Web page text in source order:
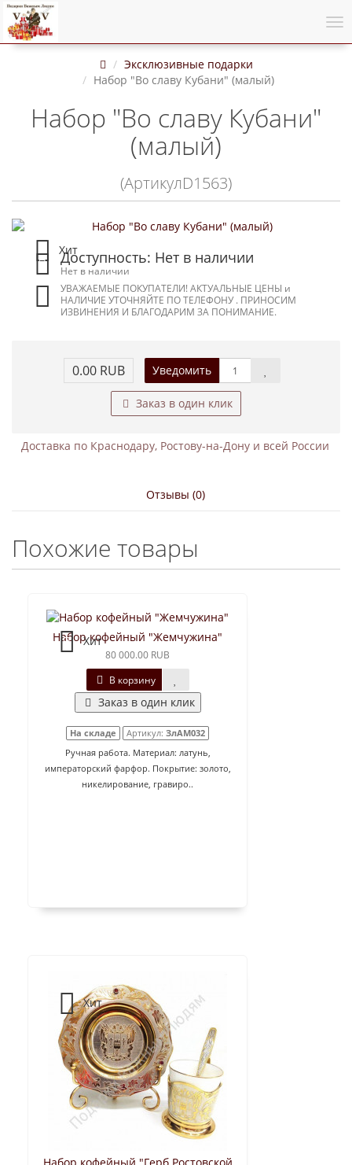
Эксклюзивные подарки
Набор "Во славу Кубани" (малый)
Набор "Во славу Кубани"
(малый)
(АртикулD1563)
Хит
Доступность: Нет в наличии
Нет в наличии
УВАЖАЕМЫЕ ПОКУПАТЕЛИ! АКТУАЛЬНЫЕ ЦЕНЫ и
НАЛИЧИЕ УТОЧНЯЙТЕ ПО ТЕЛЕФОНУ . ПРИНОСИМ
ИЗВИНЕНИЯ И БЛАГОДАРИМ ЗА ПОНИМАНИЕ.
0.00 RUB Уведомить
Заказ в один клик
Доставка по Краснодару, Ростову-на-Дону и всей России
Отзывы (0)
Похожие товары
Хит
Набор кофейный "Жемчужина"
80 000.00 RUB
В корзину
Заказ в один клик
На складе Артикул: ЗлАМ032
Ручная работа. Материал: латунь,
императорский фарфор. Покрытие: золото,
никелирование, гравиро..
Хит